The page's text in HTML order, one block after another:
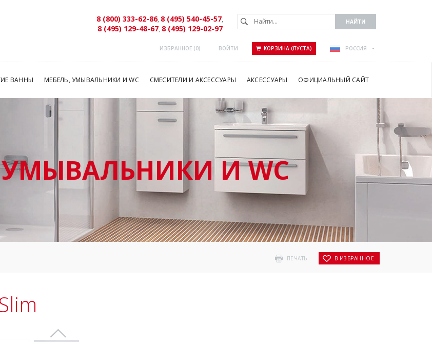
8 (800) 333-62-86, 8 (495) 540-45-57,
8 (495) 129-48-67, 8 (495) 129-02-97
ИЗБРАННОЕ (0) ВОЙТИ КОРЗИНА (ПУСТА) РОССИЯ
ВАННЫ МЕБЕЛЬ, УМЫВАЛЬНИКИ И WC СМЕСИТЕЛИ И АКСЕССУАРЫ АКСЕССУАРЫ ОФИЦИАЛЬНЫЙ САЙТ
УМЫВАЛЬНИКИ И WC
ПЕЧАТЬ В ИЗБРАННОЕ